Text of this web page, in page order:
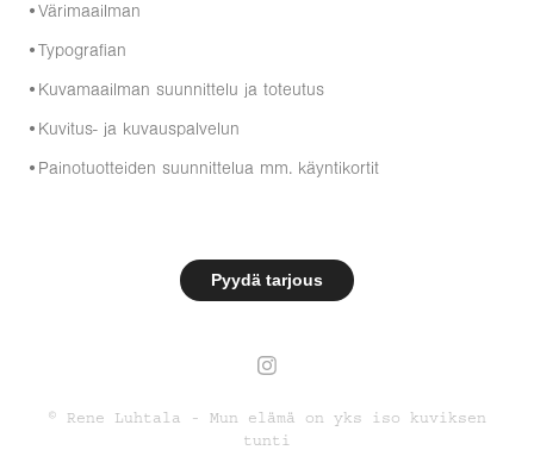
•Värimaailman
•Typografian
•Kuvamaailman suunnittelu ja toteutus
•Kuvitus- ja kuvauspalvelun
•Painotuotteiden suunnittelua mm. käyntikortit
Pyydä tarjous
© Rene Luhtala - Mun elämä on yks iso kuviksen
tunti